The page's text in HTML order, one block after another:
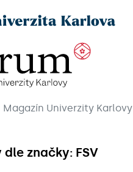
Magazín Univerzity Karlovy
značky: FSV